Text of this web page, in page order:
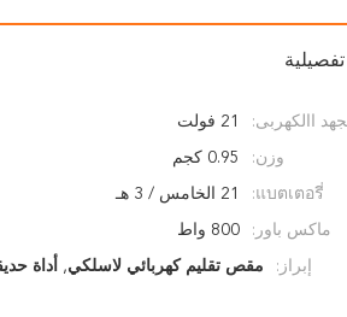
االكهربى: 21 فولت
وزن: 0.95 كجم
แบตเตอรี่: 21 الخامس / 3 هـ
ماكس باور: 800 واط
إبراز: مقص تقليم كهربائي لاسلكي, أداة